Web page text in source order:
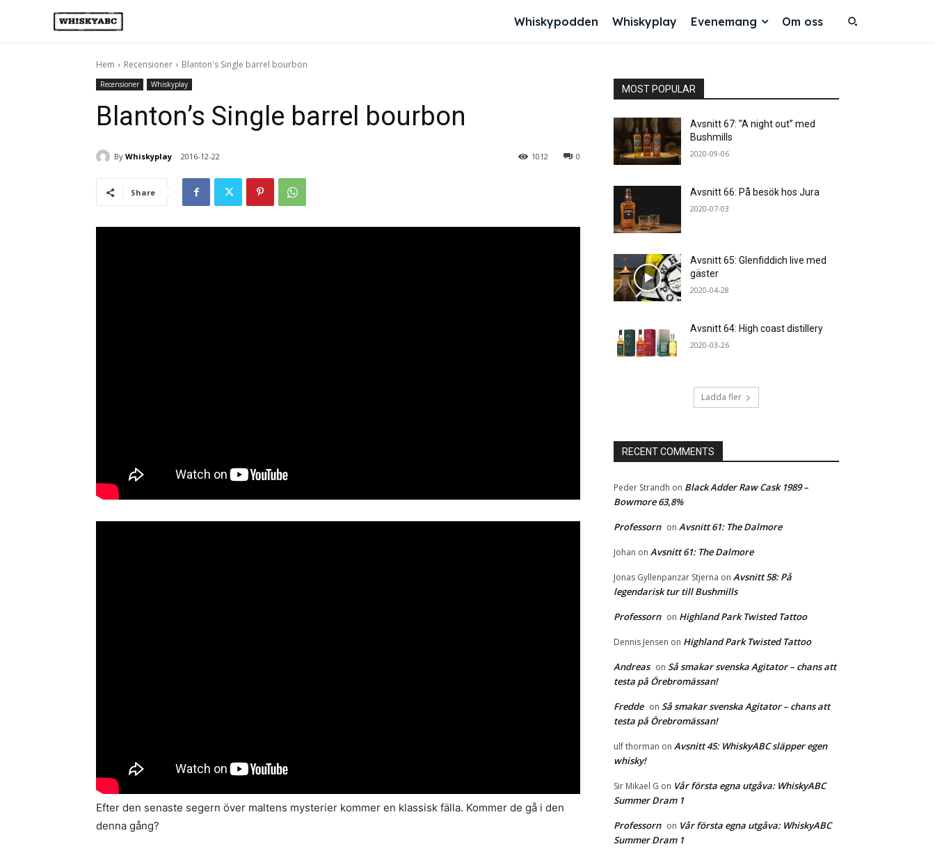
Whiskypodden Whiskyplay Evenemang Om oss
Hem Recensioner Blanton's Single barrel bourbon
Recensioner Whiskyplay
Blanton’s Single barrel bourbon
By Whiskyplay 2016-12-22 0
1012
Share
Efter den senaste segern över maltens mysterier kommer en klassisk fälla. Kommer de gå i den
denna gång?
MOST POPULAR
Avsnitt 67: ”A night out” med
Bushmills
2020-09-06
Avsnitt 66: På besök hos Jura
2020-07-03
Avsnitt 65: Glenfiddich live med
gäster
2020-04-28
Avsnitt 64: High coast distillery
2020-03-26
Ladda fler
RECENT COMMENTS
Peder Strandh on Black Adder Raw Cask 1989 –
Bowmore 63,8%
Professorn on Avsnitt 61: The Dalmore
Johan on Avsnitt 61: The Dalmore
Jonas Gyllenpanzar Stjerna on Avsnitt 58: På
legendarisk tur till Bushmills
Professorn on Highland Park Twisted Tattoo
Dennis Jensen on Highland Park Twisted Tattoo
Andreas on Så smakar svenska Agitator – chans att
testa på Örebromässan!
Fredde on Så smakar svenska Agitator – chans att
testa på Örebromässan!
ulf thorman on Avsnitt 45: WhiskyABC släpper egen
whisky!
Sir Mikael G on Vår första egna utgåva: WhiskyABC
Summer Dram 1
Professorn on Vår första egna utgåva: WhiskyABC
Summer Dram 1